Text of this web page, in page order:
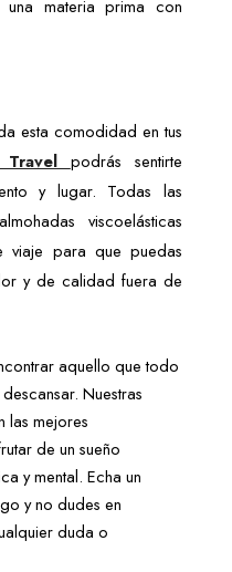
una materia prima con
esta comodidad en tus
Travel podrás sentirte
y lugar. Todas las
viscoelásticas
viaje para que puedas
y de calidad fuera de
aquello que todo
Nuestras
las mejores
de un sueño
y mental. Echa un
y no dudes en
duda o